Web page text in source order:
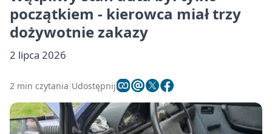
początkiem - kierowca miał trzy
dożywotnie zakazy
2 lipca 2026
2 min czytania Udostępnij